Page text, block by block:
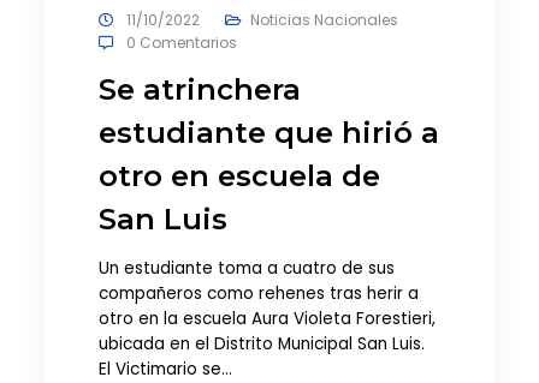
11/10/2022
Noticias Nacionales
0 Comentarios
Se atrinchera
estudiante que hirió a
otro en escuela de
San Luis
Un estudiante toma a cuatro de sus
compañeros como rehenes tras herir a
otro en la escuela Aura Violeta Forestieri,
ubicada en el Distrito Municipal San Luis.
El Victimario se…